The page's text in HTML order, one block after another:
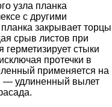
узла планка
с другими
закрывает торцы
срыв листов при
стыки
протечки в
применяется на
— удлиненный вылет